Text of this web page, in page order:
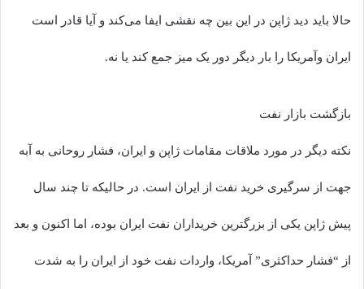
حالا باید دید ژاپن در این بین چه نقشی ایفا می‌کند و آیا قادر است
ایران وآمریکا را بار دیگر دور یک میز جمع کند یا نه.
بازگشت بازار نفت
نکته دیگر در مورد ملاقات مقامات ژاپن و ایران، فشار روحانی به آبه
جهت از سرگیری خرید نفت از ایران است. در حالیکه تا چند سال
پیش ژاپن یکی از بزرگترین خریداران نفت ایران بوده، اما اکنون و بعد
از “فشار حداکثری” آمریکا، واردات نفت خود از ایران را به شدت